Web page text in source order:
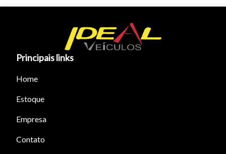
Principais links
Home
Estoque
Empresa
Contato